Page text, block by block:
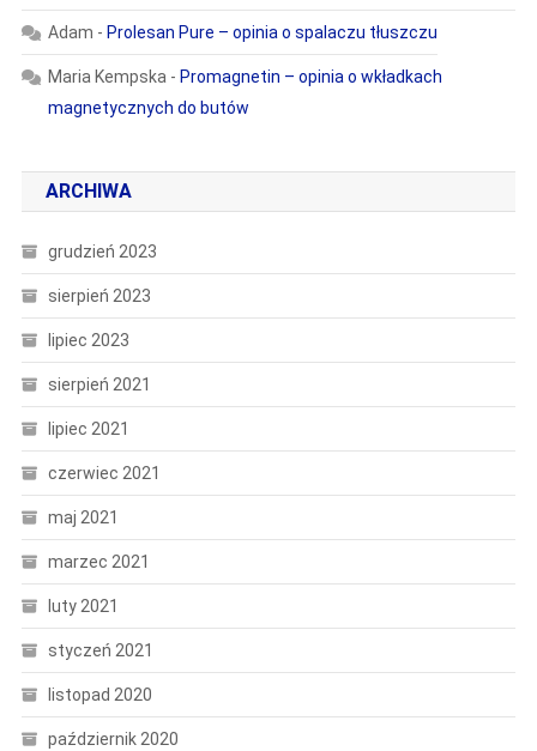
Adam - Prolesan Pure – opinia o spalaczu tłuszczu
Maria Kempska - Promagnetin – opinia o wkładkach
magnetycznych do butów
ARCHIWA
grudzień 2023
sierpień 2023
lipiec 2023
sierpień 2021
lipiec 2021
czerwiec 2021
maj 2021
marzec 2021
luty 2021
styczeń 2021
listopad 2020
październik 2020